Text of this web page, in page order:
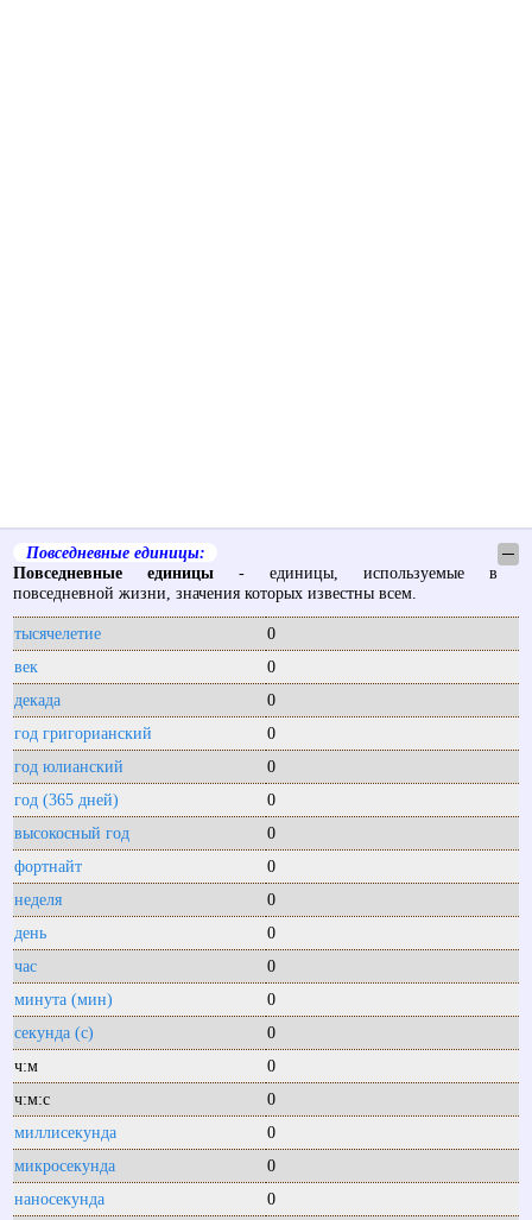
Повседневные единицы:
─
Повседневные единицы- единицы, используемые в
повседневной жизни, значения которых известны всем.
тысячелетие
0
век
0
декада
0
год григорианский
0
год юлианский
0
год (365 дней)
0
высокосный год
0
фортнайт
0
неделя
0
день
0
час
0
минута (мин)
0
секунда (с)
0
ч:м
0
ч:м:с
0
миллисекунда
0
микросекунда
0
наносекунда
0